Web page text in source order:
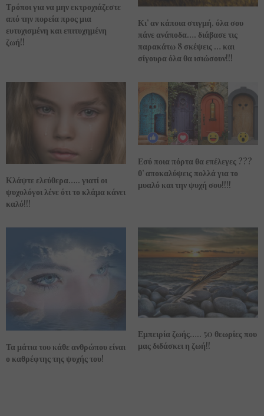
Τρόποι για να μην εκτροχιάζεστε
από την πορεία προς μια
ευτυχισμένη και επιτυχημένη
ζωή!!
Κι’ αν κάποια στιγμή, όλα σου
πάνε ανάποδα…. διάβασε τις
παρακάτω 8 σκέψεις … και
σίγουρα όλα θα ισιώσουν!!!
Κλάψτε ελεύθερα….. γιατί οι
ψυχολόγοι λένε ότι το κλάμα κάνει
καλό!!!
Εσύ ποια πόρτα θα επέλεγες ???
θ’ αποκαλύψεις πολλά για το
μυαλό και την ψυχή σου!!!!
Τα μάτια του κάθε ανθρώπου είναι
ο καθρέφτης της ψυχής του!
Εμπειρία ζωής….. 50 θεωρίες που
μας διδάσκει η ζωή!!